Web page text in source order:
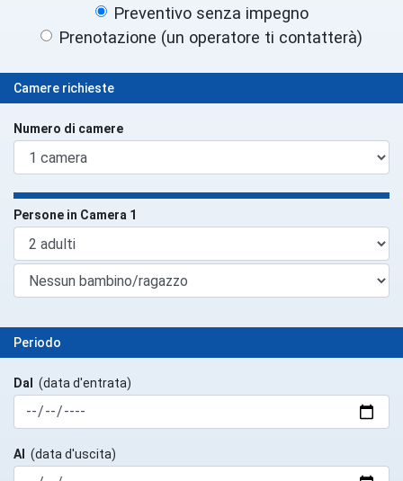
Preventivo senza impegno
Prenotazione (un operatore ti contatterà)
Camere richieste
Numero di camere
Persone in Camera 1
Periodo
Dal (data d'entrata)
Al (data d'uscita)